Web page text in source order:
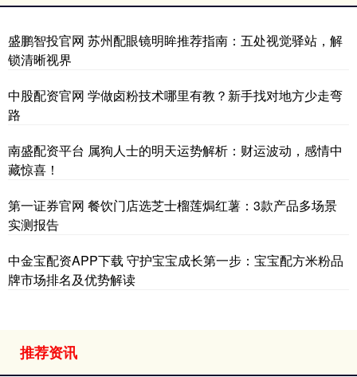
盛鹏智投官网 苏州配眼镜明眸推荐指南：五处视觉驿站，解
锁清晰视界
中股配资官网 学做卤粉技术哪里有教？新手找对地方少走弯
路
南盛配资平台 属狗人士的明天运势解析：财运波动，感情中
藏惊喜！
第一证券官网 餐饮门店选芝士榴莲焗红薯：3款产品多场景
实测报告
中金宝配资APP下载 守护宝宝成长第一步：宝宝配方米粉品
牌市场排名及优势解读
推荐资讯